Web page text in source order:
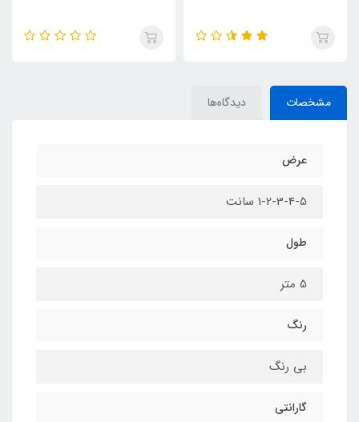
مشخصات دیدگاه‌ها
عرض
1-2-3-4-5 سانت
طول
5 متر
رنگ
بی رنگ
گارانتی